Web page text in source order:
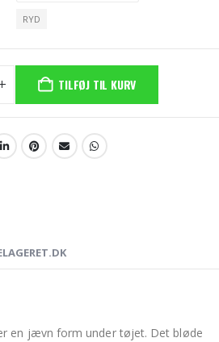
RYD
TILFØJ TIL KURV
en jævn form under tøjet. Det bløde